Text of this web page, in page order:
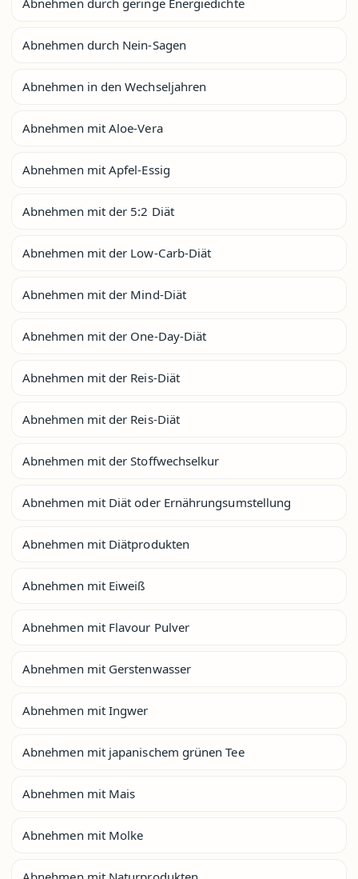
Abnehmen durch Nein-Sagen
Abnehmen in den Wechseljahren
Abnehmen mit Aloe-Vera
Abnehmen mit Apfel-Essig
Abnehmen mit der 5:2 Diät
Abnehmen mit der Low-Carb-Diät
Abnehmen mit der Mind-Diät
Abnehmen mit der One-Day-Diät
Abnehmen mit der Reis-Diät
Abnehmen mit der Reis-Diät
Abnehmen mit der Stoffwechselkur
Abnehmen mit Diät oder Ernährungsumstellung
Abnehmen mit Diätprodukten
Abnehmen mit Eiweiß
Abnehmen mit Flavour Pulver
Abnehmen mit Gerstenwasser
Abnehmen mit Ingwer
Abnehmen mit japanischem grünen Tee
Abnehmen mit Mais
Abnehmen mit Molke